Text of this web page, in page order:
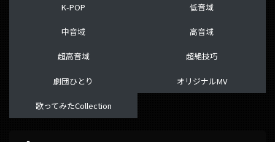
K-POP
中音域
超高音域
劇団ひとり
歌ってみたCollection
低音域
高音域
超絶技巧
オリジナルMV